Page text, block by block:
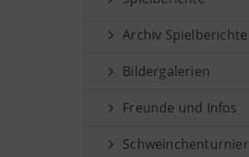
Archiv Spielberichte
Bildergalerien
Freunde und Infos
Schweinchenturnier